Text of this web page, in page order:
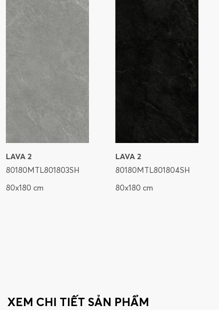
LAVA 2
80180MTL801803SH
80x180 cm
LAVA 2
80180MTL801804SH
80x180 cm
XEM CHI TIẾT SẢN PHẨM